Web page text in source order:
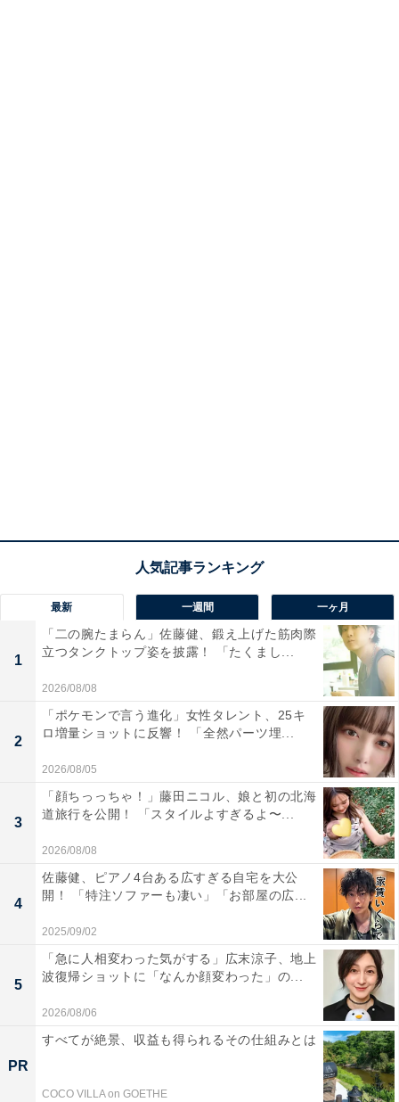
最新 一週間 一ヶ月
1
「二の腕たまらん」佐藤健、鍛え上げた筋肉際
立つタンクトップ姿を披露！ 「たくまし...
2026/08/08
2
「ポケモンで言う進化」女性タレント、25キ
ロ増量ショットに反響！ 「全然パーツ埋...
2026/08/05
3
「顔ちっっちゃ！」藤田ニコル、娘と初の北海
道旅行を公開！ 「スタイルよすぎるよ〜...
2026/08/08
4
佐藤健、ピアノ4台ある広すぎる自宅を大公
開！ 「特注ソファーも凄い」「お部屋の広...
2025/09/02
5
「急に人相変わった気がする」広末涼子、地上
波復帰ショットに「なんか顔変わった」の...
2026/08/06
PR
すべてが絶景、収益も得られるその仕組みとは
COCO VILLA on GOETHE